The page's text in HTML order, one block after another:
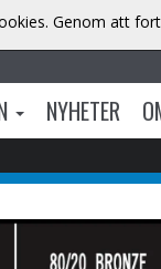
NYHETER
Genom att